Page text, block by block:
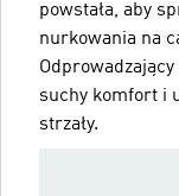
powstała, aby
nurkowania na
suchy komfort i
strzały.